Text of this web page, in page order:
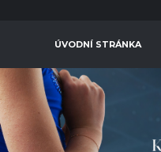
ÚVODNÍ STRÁNKA